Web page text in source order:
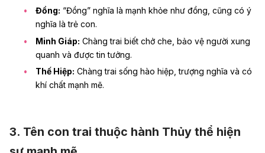
Đồng: “Đồng” nghĩa là mạnh khỏe như đồng, cũng có ý
nghĩa là trẻ con.
Minh Giáp: Chàng trai biết chở che, bảo vệ người xung
quanh và được tin tưởng.
Thế Hiệp: Chàng trai sống hào hiệp, trượng nghĩa và có
khí chất mạnh mẽ.
3. Tên con trai thuộc hành Thủy thể hiện